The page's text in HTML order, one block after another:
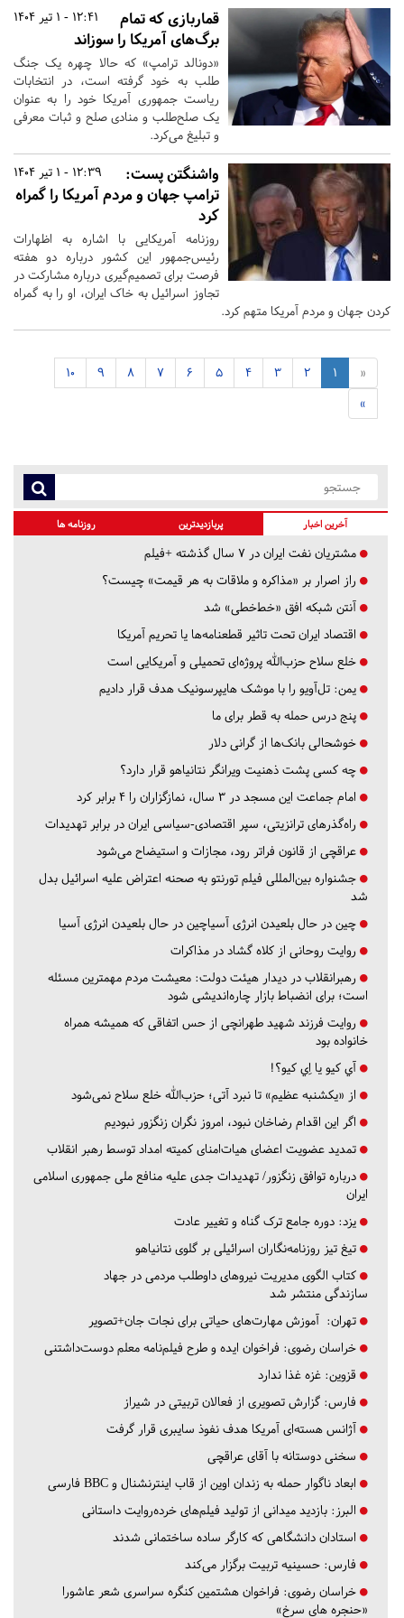
12:41 - 1 تیر 1404
قماربازی که تمام
برگ‌های آمریکا را سوزاند
«دونالد ترامپ» که حالا چهره یک جنگ
طلب به خود گرفته است، در انتخابات
ریاست جمهوری آمریکا خود را به عنوان
یک صلح‌طلب و منادی صلح و ثبات معرفی
و تبلیغ می‌کرد.
12:39 - 1 تیر 1404
واشنگتن پست:
ترامپ جهان و مردم آمریکا را گمراه
کرد
روزنامه آمریکایی با اشاره به اظهارات
رئیس‌جمهور این کشور درباره دو هفته
فرصت برای تصمیم‌گیری درباره مشارکت در
تجاوز اسرائیل به خاک ایران، او را به گمراه‌
کردن جهان و مردم آمریکا متهم کرد.
«
1
2
3
4
5
6
7
8
9
10
»
آخرین اخبار پربازدیدترین روزنامه ها
مشتریان نفت ایران در ۷ سال گذشته +فیلم
راز اصرار بر «مذاکره و ملاقات به هر قیمت» چیست؟
آنتن شبکه افق «خط‌خطی» شد
اقتصاد ایران تحت تاثیر قطعنامه‌ها یا تحریم‌ آمریکا
خلع سلاح حزب‌الله پروژه‌ای تحمیلی و آمریکایی است
یمن: تل‌آویو را با موشک هایپرسونیک هدف قرار دادیم
پنج درس‌ حمله به قطر برای ما
خوشحالی بانک‌ها از گرانی دلار
چه کسی پشت ذهنیت ویرانگر نتانیاهو قرار دارد؟
امام جماعت این مسجد در ۳ سال، نمازگزاران را ۴ برابر کرد
راه‌گذرهای ترانزیتی، سپر اقتصادی-سیاسی ایران در برابر تهدیدات
عراقچی از قانون فراتر رود، مجازات و استیضاح می‌شود
جشنواره بین‌المللی فیلم تورنتو به صحنه اعتراض علیه اسرائیل بدل
شد
چین در حال بلعیدن انرژی آسیاچین در حال بلعیدن انرژی آسیا
روایت روحانی از کلاه گشاد در مذاکرات
رهبرانقلاب در دیدار هیئت دولت: معیشت مردم مهمترین مسئله
است؛ برای انضباط بازار چاره‌اندیشی شود
روایت فرزند شهید طهرانچی از حس اتفاقی که همیشه همراه
خانواده بود
آي كيو يا اِي كيو؟!
از «یکشنبه عظیم» تا نبرد آتی؛ حزب‌الله خلع سلاح نمی‌شود
اگر این اقدام رضاخان نبود، امروز نگران زنگزور نبودیم
تمدید عضویت اعضای هیات‌امنای کمیته امداد توسط رهبر انقلاب
درباره توافق زنگزور/ تهدیدات جدی علیه منافع ملی جمهوری اسلامی
ایران
یزد: دوره جامع ترک گناه و تغییر عادت
تیغ تیز روزنامه‌نگاران اسرائیلی بر گلوی نتانیاهو
کتاب الگوی مدیریت نیروهای داوطلب مردمی در جهاد
سازندگی منتشر شد
تهران: آموزش مهارت‌های حیاتی برای نجات جان+تصویر
خراسان رضوی: فراخوان ایده و طرح فیلم‌نامه معلم دوست‌داشتنی
قزوین: غزه غذا ندارد
فارس: گزارش تصویری از فعالان تربیتی در شیراز
آژانس هسته‌ای آمریکا هدف نفوذ سایبری قرار گرفت
سخنی دوستانه با آقای عراقچی
ابعاد ناگوار حمله به زندان اوین از قاب اینترنشنال و BBC فارسی
البرز: بازدید میدانی از تولید فیلم‌های خرده‌روایت داستانی
استادان دانشگاهی که کارگر ساده ساختمانی شدند
فارس: حسینیه تربیت برگزار می‌کند
خراسان رضوی: فراخوان هشتمین کنگره سراسری شعر عاشورا
«حنجره های سرخ»